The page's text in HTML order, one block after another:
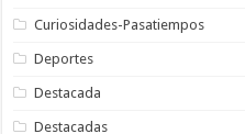
Curiosidades-Pasatiempos
Deportes
Destacada
Destacadas